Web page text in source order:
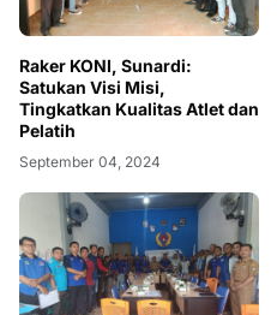
Raker KONI, Sunardi:
Satukan Visi Misi,
Tingkatkan Kualitas Atlet dan
Pelatih
September 04, 2024